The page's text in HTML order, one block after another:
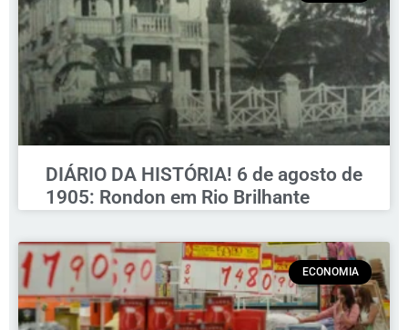
DIÁRIO DA HISTÓRIA! 6 de agosto de
1905: Rondon em Rio Brilhante
ECONOMIA